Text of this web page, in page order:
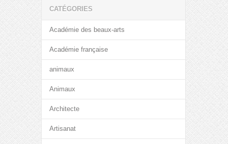
CATÉGORIES
Académie des beaux-arts
Académie française
animaux
Animaux
Architecte
Artisanat